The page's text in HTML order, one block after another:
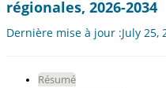
régionales, 2026-2034
Dernière mise à jour :July
Résumé